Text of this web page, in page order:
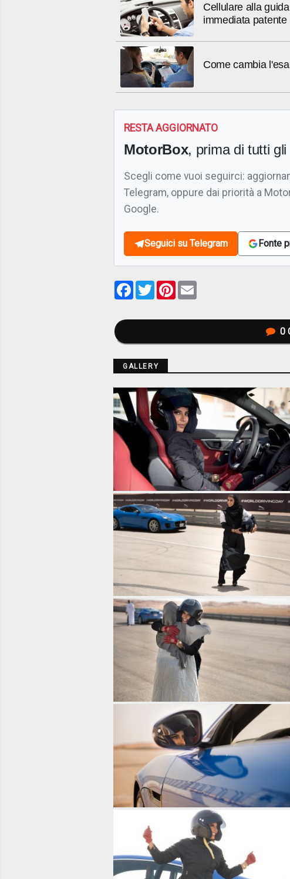
Cellulare alla
immediata patente
Come cambia
RESTA AGGIORNATO
MotorBox, prima di tutti gli
Scegli come vuoi seguirci:
Telegram, oppure dai priorità a
Google.
Seguici su Telegram Fonte
Facebook
TwitterPinterest
0
GALLERY